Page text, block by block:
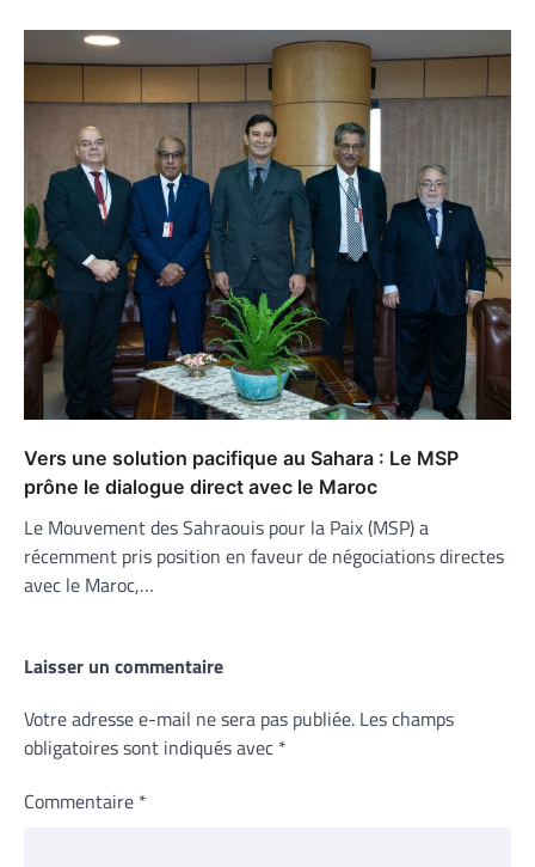
Vers une solution pacifique au Sahara : Le MSP
prône le dialogue direct avec le Maroc
Le Mouvement des Sahraouis pour la Paix (MSP) a
récemment pris position en faveur de négociations directes
avec le Maroc,…
Laisser un commentaire
Votre adresse e-mail ne sera pas publiée. Les champs
obligatoires sont indiqués avec *
Commentaire *